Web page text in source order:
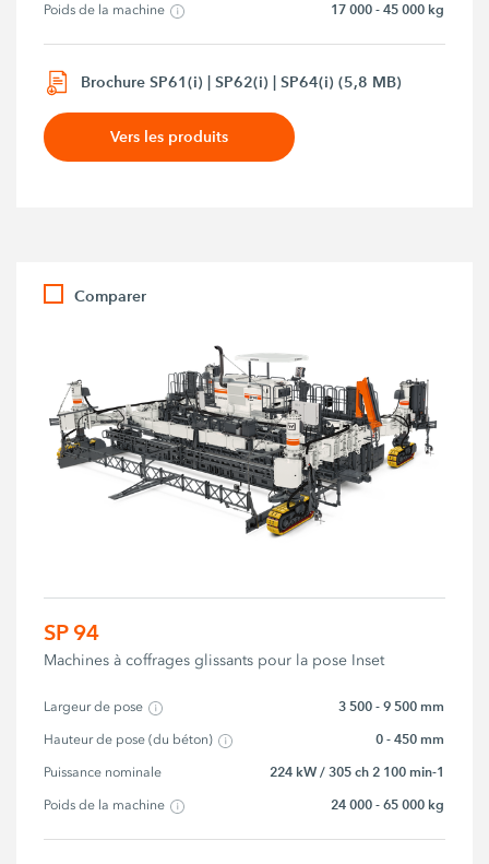
Poids de la machine 17 000 - 45 000 kg
Brochure SP61(i) | SP62(i) | SP64(i) (5,8 MB)
Vers les produits
Comparer
SP 94
Machines à coffrages glissants pour la pose Inset
Largeur de pose 3 500 - 9 500 mm
Hauteur de pose (du béton) 0 - 450 mm
Puissance nominale 224 kW / 305 ch 2 100 min-1
Poids de la machine 24 000 - 65 000 kg